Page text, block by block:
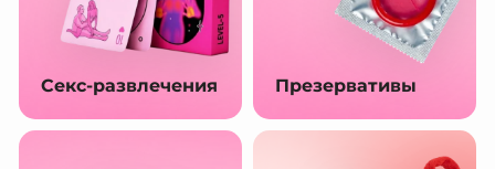
Секс-развлечения Презервативы